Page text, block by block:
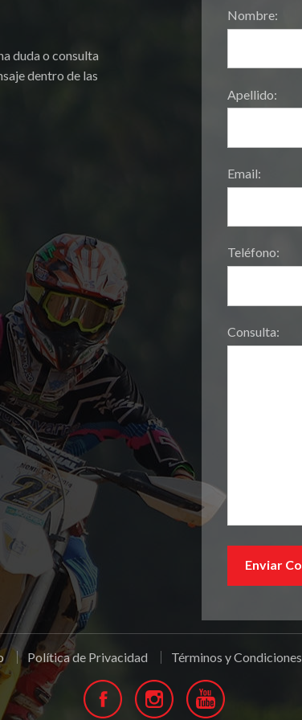
duda o consulta
dentro de las
Nombre:
Apellido:
Email:
Teléfono:
Consulta:
Política de Privacidad Términos y Condiciones